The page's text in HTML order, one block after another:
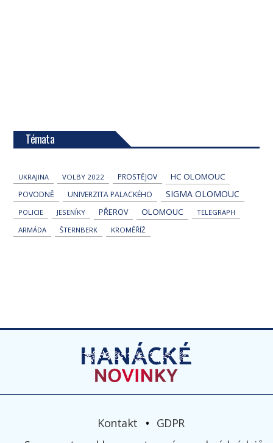
Témata
UKRAJINA VOLBY 2022 PROSTĚJOV HC OLOMOUC
POVODNĚ UNIVERZITA PALACKÉHO SIGMA OLOMOUC
POLICIE JESENÍKY PŘEROV OLOMOUC
TELEGRAPH
ARMÁDA
ŠTERNBERK KROMĚŘÍŽ
Kontakt
GDPR